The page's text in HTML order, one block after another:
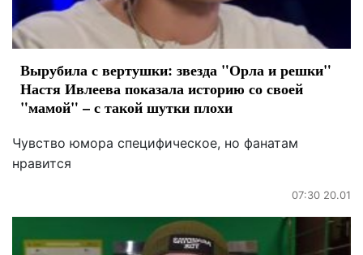
Вырубила с вертушки: звезда "Орла и решки"
Настя Ивлеева показала историю со своей
"мамой" – с такой шутки плохи
Чувство юмора специфическое, но фанатам
нравится
07:30 20.01